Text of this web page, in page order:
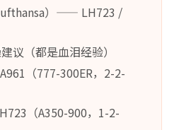
）—— LH723 /
议（都是血泪经验）
（777-300ER，2-2-
（A350-900，1-2-